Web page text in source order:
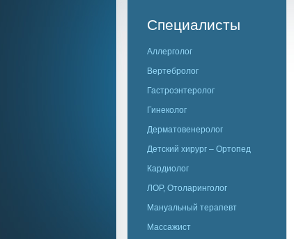
Специалисты
Аллерголог
Вертебролог
Гастроэнтеролог
Гинеколог
Дерматовенеролог
Детский хирург – Ортопед
Кардиолог
ЛОР, Отоларинголог
Мануальный терапевт
Массажист